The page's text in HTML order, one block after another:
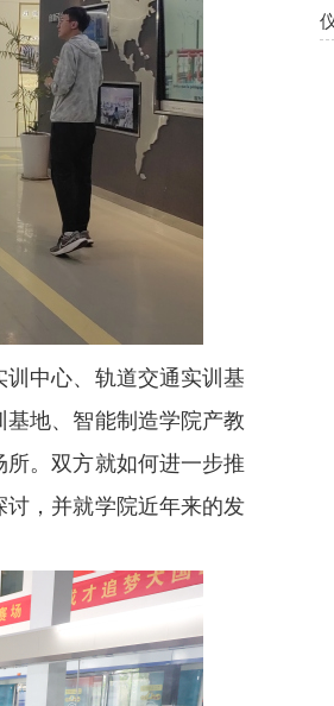
中心、轨道交通实训基
地、智能制造学院产教
。双方就如何进一步推
，并就学院近年来的发